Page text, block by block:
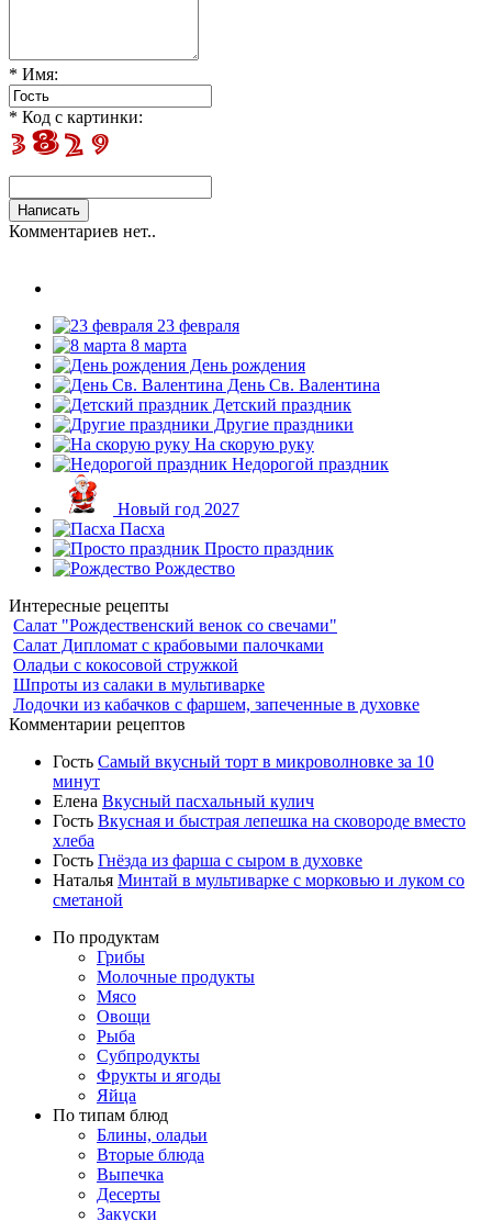
* Имя:
* Код с картинки:
Комментариев нет..
23 февраля
8 марта
День рождения
День Св. Валентина
Детский праздник
Другие праздники
На скорую руку
Недорогой праздник
Новый год 2027
Пасха
Просто праздник
Рождество
Интересные рецепты
Салат "Рождественский венок со свечами"
Салат Дипломат с крабовыми палочками
Оладьи с кокосовой стружкой
Шпроты из салаки в мультиварке
Лодочки из кабачков с фаршем, запеченные в духовке
Комментарии рецептов
Гость Самый вкусный торт в микроволновке за 10
минут
Елена Вкусный пасхальный кулич
Гость Вкусная и быстрая лепешка на сковороде вместо
хлеба
Гость Гнёзда из фарша с сыром в духовке
Наталья Минтай в мультиварке с морковью и луком со
сметаной
По продуктам
Грибы
Молочные продукты
Мясо
Овощи
Рыба
Субпродукты
Фрукты и ягоды
Яйца
По типам блюд
Блины, оладьи
Вторые блюда
Выпечка
Десерты
Закуски